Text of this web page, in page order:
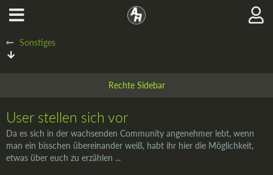
Sonstiges
User stellen sich vor
Da es sich in der wachsenden Community angenehmer lebt, wenn
man ein bisschen übereinander weiß, habt ihr hier die Möglichkeit,
etwas über euch zu erzählen ...